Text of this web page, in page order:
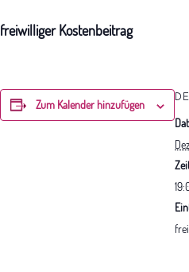
freiwilliger Kostenbeitrag
Zum Kalender hinzufügen